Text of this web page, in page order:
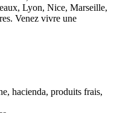
Lyon, Nice, Marseille,
Venez vivre une
hacienda, produits frais,